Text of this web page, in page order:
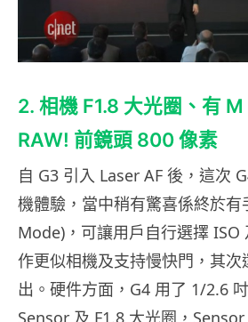
2. 相機 F1.8 大光圈、有
RAW! 前鏡頭 800 像素
自 G3 引入 Laser AF 後，這次
機體驗，當中稍有驚喜係終於有
Mode)，可讓用戶自行選擇 ISO
作更似相機及支持慢快門，其次
出。硬件方面，G4 用了 1/2.6
Sensor 及 F1.8 大光圈，